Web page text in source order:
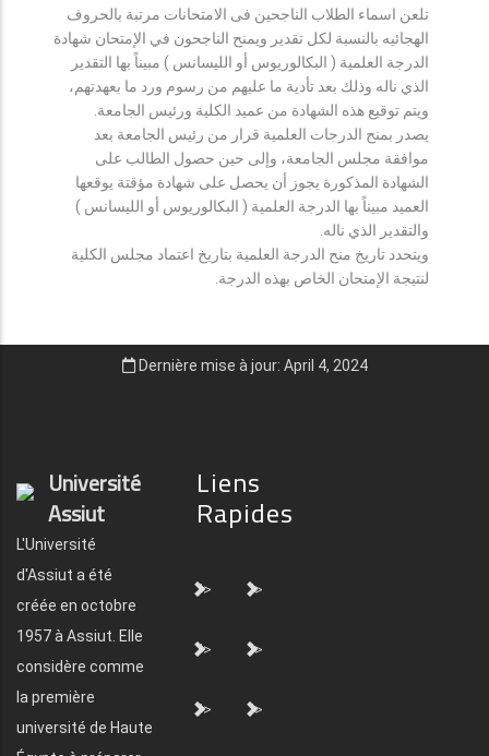
تلعن اسماء الطلاب الناجحين فى الامتحانات مرتبة بالحروف
الهجائيه بالنسبة لكل تقدير ويمنح الناجحون في الإمتحان شهادة
الدرجة العلمية ( البكالوريوس أو الليسانس ) مبيناً بها التقدير
الذي ناله وذلك بعد تأدية ما عليهم من رسوم ورد ما بعهدتهم،
ويتم توقيع هذه الشهادة من عميد الكلية ورئيس الجامعة.
يصدر بمنح الدرجات العلمية قرار من رئيس الجامعة بعد
موافقة مجلس الجامعة، وإلى حين حصول الطالب على
الشهادة المذكورة يجوز أن يحصل على شهادة مؤقتة يوقعها
العميد مبيناً بها الدرجة العلمية ( البكالوريوس أو الليسانس )
والتقدير الذي ناله.
ويتحدد تاريخ منح الدرجة العلمية بتاريخ اعتماد مجلس الكلية
لنتيجة الإمتحان الخاص بهذه الدرجة.
Dernière mise à jour: April 4, 2024
Université
Assiut
L'Université
d'Assiut a été
créée en octobre
1957 à Assiut. Elle
considère comme
la première
université de Haute
Liens
Rapides
"> ">
"> ">
"> ">